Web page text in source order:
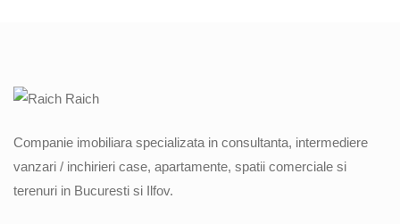
Companie imobiliara specializata in consultanta, intermediere
vanzari / inchirieri case, apartamente, spatii comerciale si
terenuri in Bucuresti si Ilfov.